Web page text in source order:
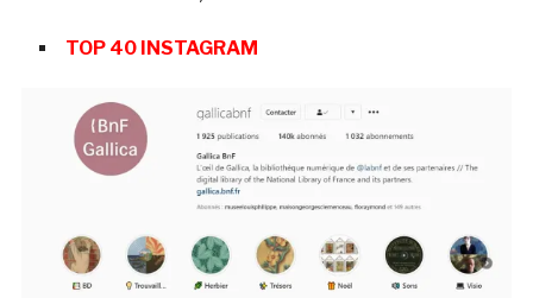
TOP 40 INSTAGRAM